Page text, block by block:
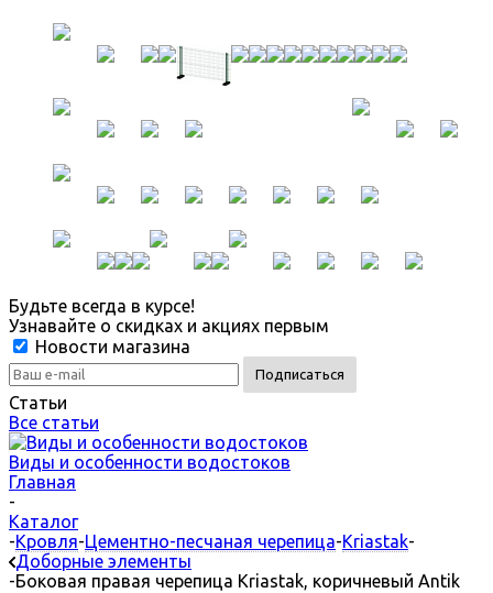
Будьте всегда в курсе!
Узнавайте о скидках и акциях первым
Новости магазина
Статьи
Все статьи
Виды и особенности водостоков
Главная
-
Каталог
-Кровля-Цементно-песчаная черепица-Kriastak-
Доборные элементы
-Боковая правая черепица Kriastak, коричневый Antik